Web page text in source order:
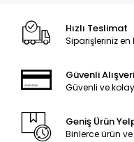
Hızlı Teslimat
Siparişleriniz en
Güvenli
Güvenli ve
Geniş Ürün
Binlerce ürün